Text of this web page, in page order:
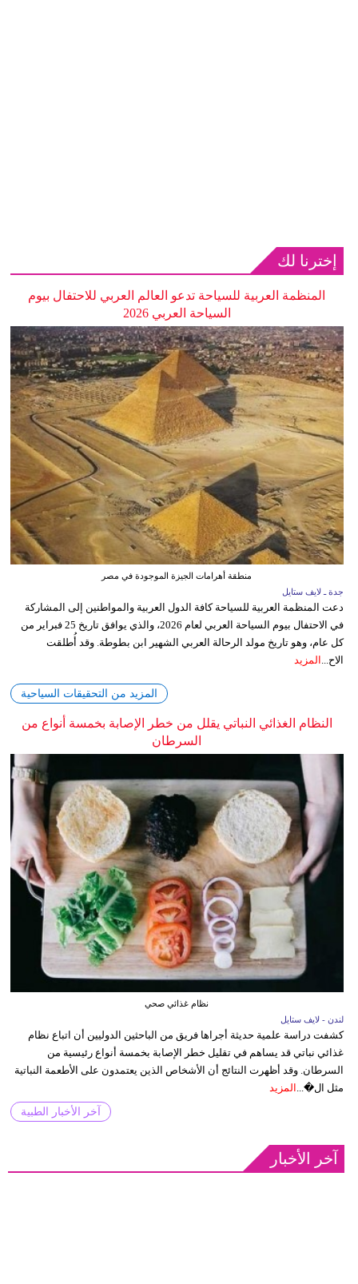
إخترنا لك
المنظمة العربية للسياحة تدعو العالم العربي للاحتفال بيوم
السياحة العربي 2026
منطقة أهرامات الجيزة الموجودة في مصر
جدة ـ لايف ستايل
دعت المنظمة العربية للسياحة كافة الدول العربية والمواطنين إلى المشاركة
في الاحتفال بيوم السياحة العربي لعام 2026، والذي يوافق تاريخ 25 فبراير من
كل عام، وهو تاريخ مولد الرحالة العربي الشهير ابن بطوطة. وقد أُطلقت
الاح... المزيد
المزيد من التحقيقات السياحية
النظام الغذائي النباتي يقلل من خطر الإصابة بخمسة أنواع من
السرطان
نظام غذائي صحي
لندن - لايف ستايل
كشفت دراسة علمية حديثة أجراها فريق من الباحثين الدوليين أن اتباع نظام
غذائي نباتي قد يساهم في تقليل خطر الإصابة بخمسة أنواع رئيسية من
السرطان. وقد أظهرت النتائج أن الأشخاص الذين يعتمدون على الأطعمة النباتية
مثل ال�...
المزيد
آخر الأخبار الطبية
آخر الأخبار